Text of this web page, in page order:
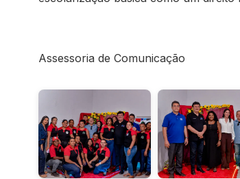
Assessoria de Comunicação